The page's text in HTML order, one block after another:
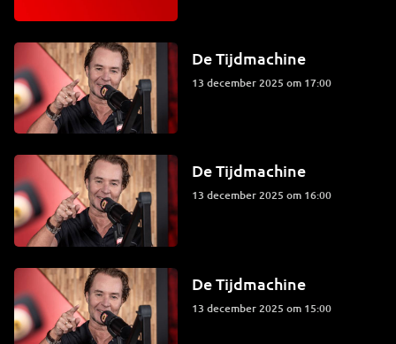
De Tijdmachine
13 december 2025 om 17:00
De Tijdmachine
13 december 2025 om 16:00
De Tijdmachine
13 december 2025 om 15:00